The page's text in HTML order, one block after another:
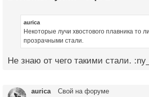
aurica
Некоторые лучи хвостового плавника то
прозрачными стали.
Не знаю от чего такими стали.
aurica Свой на форуме